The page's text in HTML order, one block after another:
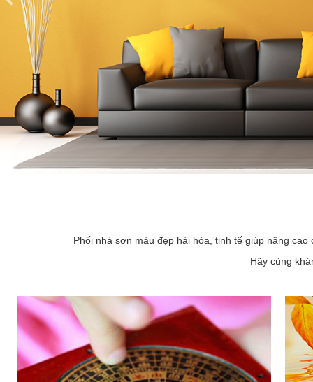
Phối nhà sơn màu đẹp hài hòa, tinh tế giúp nâng
Hãy cùng